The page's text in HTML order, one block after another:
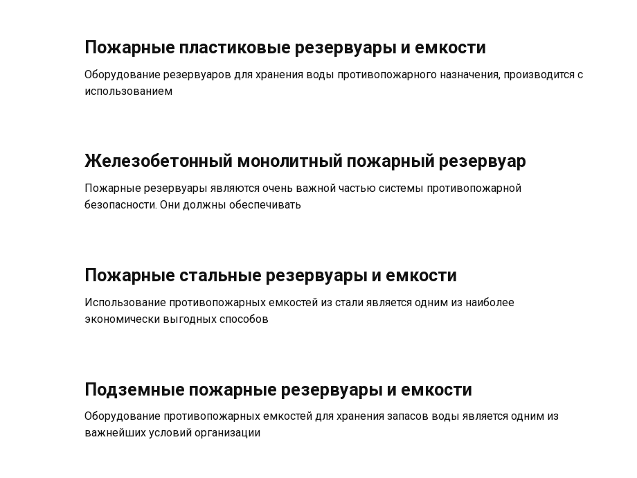
Пожарные пластиковые резервуары и емкости
Оборудование резервуаров для хранения воды противопожарного назначения, производится с
использованием
Железобетонный монолитный пожарный резервуар
Пожарные резервуары являются очень важной частью системы противопожарной
безопасности. Они должны обеспечивать
Пожарные стальные резервуары и емкости
Использование противопожарных емкостей из стали является одним из наиболее
экономически выгодных способов
Подземные пожарные резервуары и емкости
Оборудование противопожарных емкостей для хранения запасов воды является одним из
важнейших условий организации